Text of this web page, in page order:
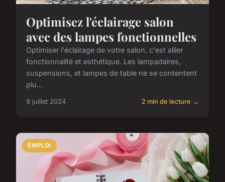
Optimisez l'éclairage salon
avec des lampes fonctionnelles
Optimiser l'éclairage de votre salon, c'est allier
fonctionnalité et esthétique. Les lampadaires,
suspensions, et lampes de table ne se contentent
plu...
9 juillet 2024 2 min de lecture →
EMPLOI